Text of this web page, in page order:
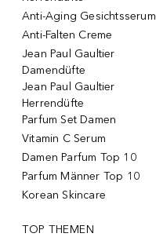
Anti-Aging Gesichtsserum
Anti-Falten Creme
Jean Paul Gaultier
Damendüfte
Jean Paul Gaultier
Herrendüfte
Parfum Set Damen
Vitamin C Serum
Damen Parfum Top 10
Parfum Männer Top 10
Korean Skincare
TOP THEMEN